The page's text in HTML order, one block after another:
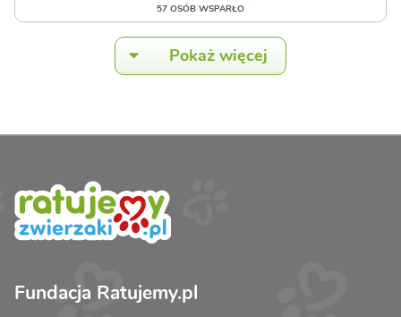
57 OSÓB WSPARŁO
Pokaż więcej
Fundacja Ratujemy.pl